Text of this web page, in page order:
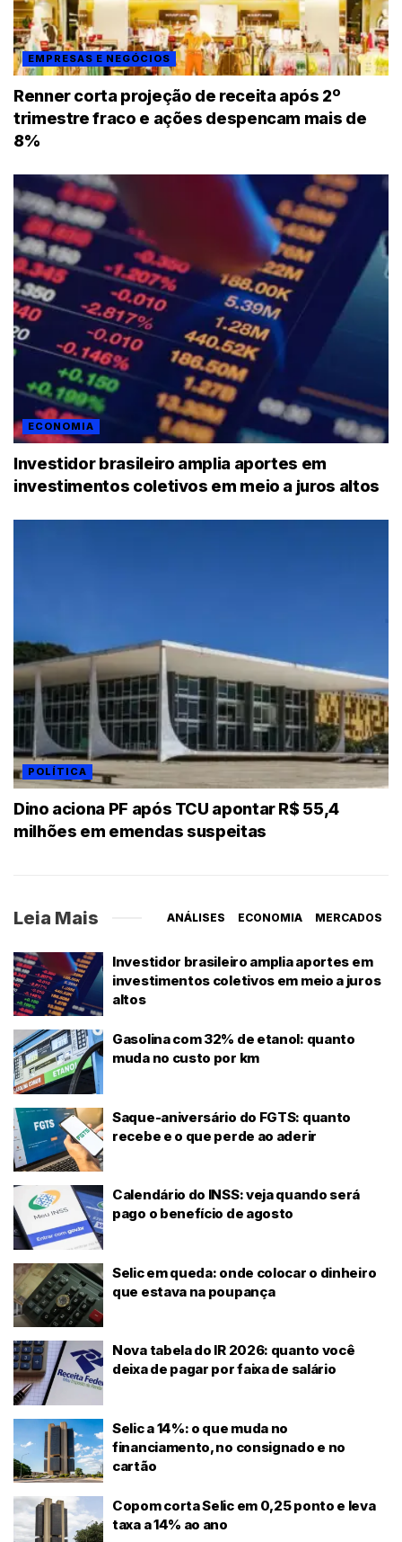
EMPRESAS E NEGÓCIOS
Renner corta projeção de receita após 2º
trimestre fraco e ações despencam mais de
8%
ECONOMIA
Investidor brasileiro amplia aportes em
investimentos coletivos em meio a juros altos
POLÍTICA
Dino aciona PF após TCU apontar R$ 55,4
milhões em emendas suspeitas
Leia Mais ANÁLISES ECONOMIA MERCADOS
Investidor brasileiro amplia aportes em
investimentos coletivos em meio a juros
altos
Gasolina com 32% de etanol: quanto
muda no custo por km
Saque-aniversário do FGTS: quanto
recebe e o que perde ao aderir
Calendário do INSS: veja quando será
pago o benefício de agosto
Selic em queda: onde colocar o dinheiro
que estava na poupança
Nova tabela do IR 2026: quanto você
deixa de pagar por faixa de salário
Selic a 14%: o que muda no
financiamento, no consignado e no
cartão
Copom corta Selic em 0,25 ponto e leva
taxa a 14% ao ano